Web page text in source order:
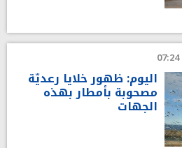
اليوم: ظهور خلايا رعديّة
مصحوبة بأمطار بهذه
الجهات